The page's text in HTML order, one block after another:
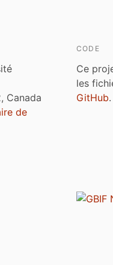
Canada
de
CODE
Ce
les
GitHub.